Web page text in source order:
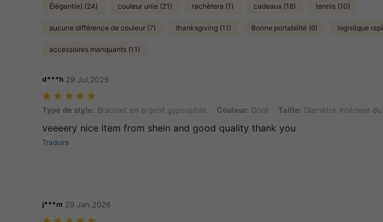
Élégant(e) (24) couleur unie (21) rachètera (1) cadeaux (18) tennis (10)
aucune différence de couleur (7) thanksgiving (11) Bonne portabilité (6) logistique
accessoires manquants (11)
d***h 29 Jul,2025
Type de style: Bracelet en argent gypsophile, Couleur: Doré, Taille: Diamètre intérieur du bracelet 55 mm
Type de style: Bracelet en argent gypsophile Couleur: Doré Taille: Diamètre intérieur
veeeery nice item from shein and good quality thank you
Traduire
j***m 29 Jan,2026